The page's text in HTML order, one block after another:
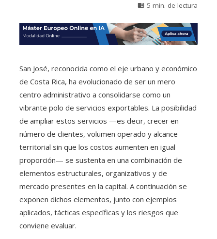
5 min. de lectura
San José, reconocida como el eje urbano y económico
de Costa Rica, ha evolucionado de ser un mero
centro administrativo a consolidarse como un
vibrante polo de servicios exportables. La posibilidad
de ampliar estos servicios —es decir, crecer en
número de clientes, volumen operado y alcance
territorial sin que los costos aumenten en igual
proporción— se sustenta en una combinación de
elementos estructurales, organizativos y de
mercado presentes en la capital. A continuación se
exponen dichos elementos, junto con ejemplos
aplicados, tácticas específicas y los riesgos que
conviene evaluar.